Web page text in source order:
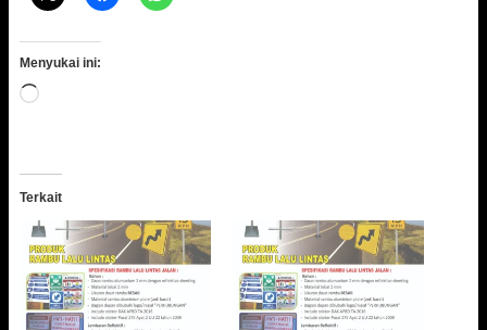
Menyukai ini:
Memuat...
Terkait